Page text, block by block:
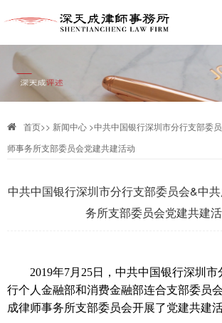
首页>> 新闻中心 >中共中国银行深圳市分行支部委
师事务所支部委员会党建共建活动
中共中国银行深圳市分行支部委员会&中
务所支部委员会党建共建
2019年7月25日，中共中国银行深圳
行个人金融部和消费金融部连合支部委员
成律师事务所支部委员会开展了党建共建活